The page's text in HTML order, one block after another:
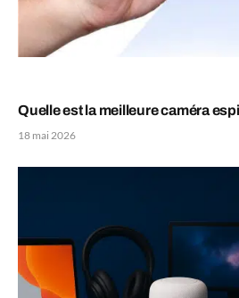
Quelle est la meilleure caméra
18 mai 2026